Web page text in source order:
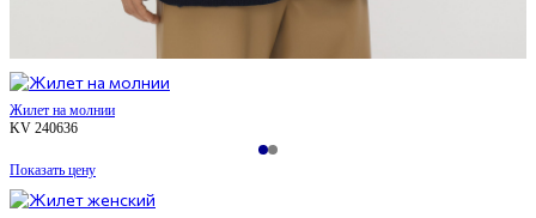
Жилет на молнии
KV 240636
Показать цену